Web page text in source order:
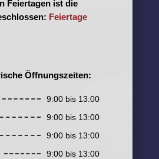
Feiertagen ist die
Feiertage
Öffnungszeiten:
9:00 bis 13:00
9:00 bis 13:00
9:00 bis 13:00
9:00 bis 13:00